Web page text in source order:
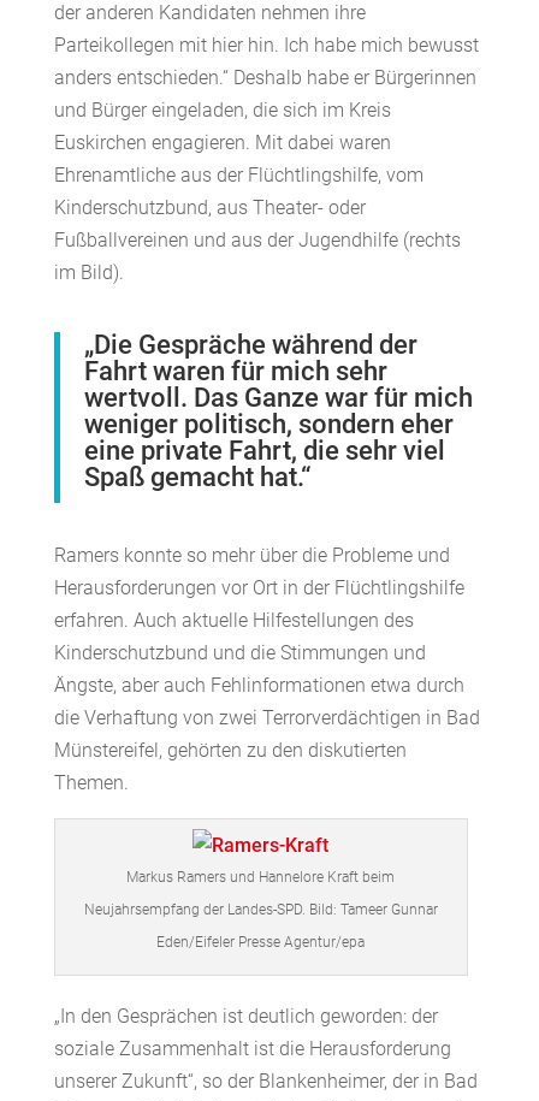
der anderen Kandidaten nehmen ihre
Parteikollegen mit hier hin. Ich habe mich bewusst
anders entschieden.“ Deshalb habe er Bürgerinnen
und Bürger eingeladen, die sich im Kreis
Euskirchen engagieren. Mit dabei waren
Ehrenamtliche aus der Flüchtlingshilfe, vom
Kinderschutzbund, aus Theater- oder
Fußballvereinen und aus der Jugendhilfe (rechts
im Bild).
„Die Gespräche während der
Fahrt waren für mich sehr
wertvoll. Das Ganze war für mich
weniger politisch, sondern eher
eine private Fahrt, die sehr viel
Spaß gemacht hat.“
Ramers konnte so mehr über die Probleme und
Herausforderungen vor Ort in der Flüchtlingshilfe
erfahren. Auch aktuelle Hilfestellungen des
Kinderschutzbund und die Stimmungen und
Ängste, aber auch Fehlinformationen etwa durch
die Verhaftung von zwei Terrorverdächtigen in Bad
Münstereifel, gehörten zu den diskutierten
Themen.
Markus Ramers und Hannelore Kraft beim
Neujahrsempfang der Landes-SPD. Bild: Tameer Gunnar
Eden/Eifeler Presse Agentur/epa
„In den Gesprächen ist deutlich geworden: der
soziale Zusammenhalt ist die Herausforderung
unserer Zukunft“, so der Blankenheimer, der in Bad